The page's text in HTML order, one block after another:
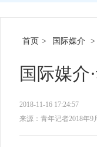
首页 > 国际媒介 >
国际媒介
2018-11-16 17:24:57
来源：青年记者2018年9